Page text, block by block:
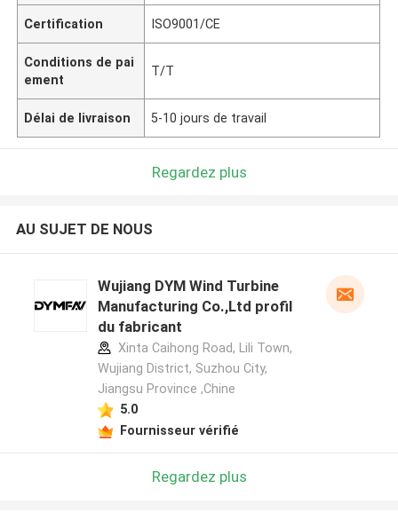
Certification ISO9001/CE
Conditions de pai
ement
T/T
Délai de livraison 5-10 jours de travail
Regardez plus
AU SUJET DE NOUS
Wujiang DYM Wind Turbine
Manufacturing Co.,Ltd profil
du fabricant
Xinta Caihong Road, Lili Town,
Wujiang District, Suzhou City,
Jiangsu Province ,Chine
5.0
Fournisseur vérifié
Regardez plus